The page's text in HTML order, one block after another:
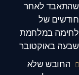
שהתאבד לאחר
חודשים של
לחימה במלחמת
שבעה באוקטובר
החובש שלא